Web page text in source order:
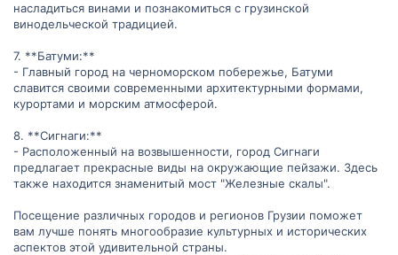
насладиться винами и познакомиться с грузинской
винодельческой традицией.
7. **Батуми:**
- Главный город на черноморском побережье, Батуми
славится своими современными архитектурными формами,
курортами и морским атмосферой.
8. **Сигнаги:**
- Расположенный на возвышенности, город Сигнаги
предлагает прекрасные виды на окружающие пейзажи. Здесь
также находится знаменитый мост "Железные скалы".
Посещение различных городов и регионов Грузии поможет
вам лучше понять многообразие культурных и исторических
аспектов этой удивительной страны.